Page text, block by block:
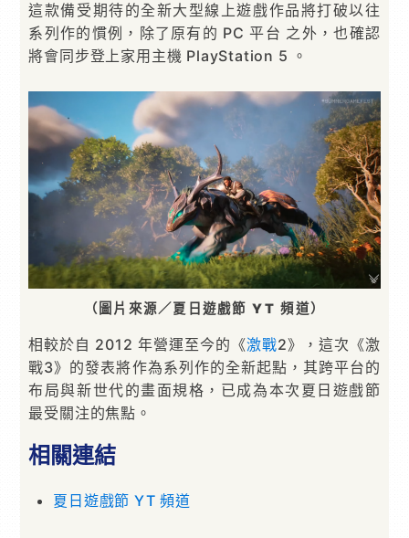
這款備受期待的全新大型線上遊戲作品將打破以往
系列作的慣例，除了原有的 PC 平台 之外，也確認
將會同步登上家用主機 PlayStation 5 。
（圖片來源／夏日遊戲節 YT 頻道）
相較於自 2012 年營運至今的《激戰2》，這次《激
戰3》的發表將作為系列作的全新起點，其跨平台的
布局與新世代的畫面規格，已成為本次夏日遊戲節
最受關注的焦點。
相關連結
夏日遊戲節 YT 頻道